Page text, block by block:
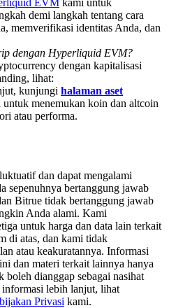
25000 USDT prize pool!
prize pool
USDT
demi langkah tentang cara
memverifikasi identitas Anda, dan
dengan Hyperliquid EVM?
dengan kapitalisasi
lihat:
kunjungi halaman aset
untuk menemukan koin dan altcoin
atau performa.
dan dapat mengalami
sepenuhnya bertanggung jawab
Bitrue tidak bertanggung jawab
Anda alami. Kami
untuk harga dan data lain terkait
di atas, dan kami tidak
atau keakuratannya. Informasi
dan materi terkait lainnya hanya
dianggap sebagai nasihat
lebih lanjut, lihat
Privasi kami.